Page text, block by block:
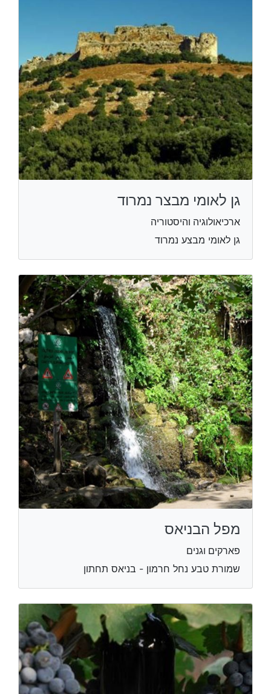
גן לאומי מבצר נמרוד
ארכיאולוגיה והיסטוריה
גן לאומי מבצע נמרוד
מפל הבניאס
פארקים וגנים
שמורת טבע נחל חרמון - בניאס תחתון